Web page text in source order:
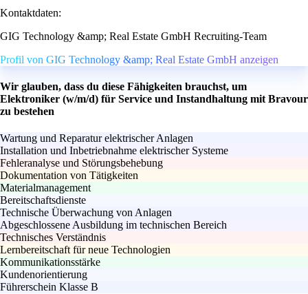
Kontaktdaten:
GIG Technology &amp; Real Estate GmbH Recruiting-Team
Profil von GIG Technology &amp; Real Estate GmbH anzeigen
Wir glauben, dass du diese Fähigkeiten brauchst, um
Elektroniker (w/m/d) für Service und Instandhaltung mit Bravour
zu bestehen
Wartung und Reparatur elektrischer Anlagen
Installation und Inbetriebnahme elektrischer Systeme
Fehleranalyse und Störungsbehebung
Dokumentation von Tätigkeiten
Materialmanagement
Bereitschaftsdienste
Technische Überwachung von Anlagen
Abgeschlossene Ausbildung im technischen Bereich
Technisches Verständnis
Lernbereitschaft für neue Technologien
Kommunikationsstärke
Kundenorientierung
Führerschein Klasse B